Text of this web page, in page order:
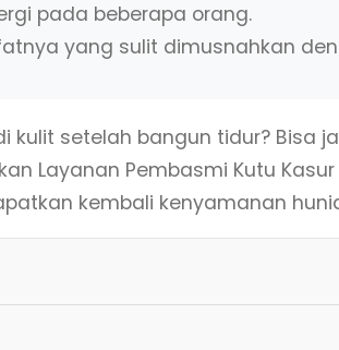
pada beberapa orang.
yang sulit dimusnahkan
setelah bangun tidur? Bisa
Layanan Pembasmi Kutu
kembali kenyamanan